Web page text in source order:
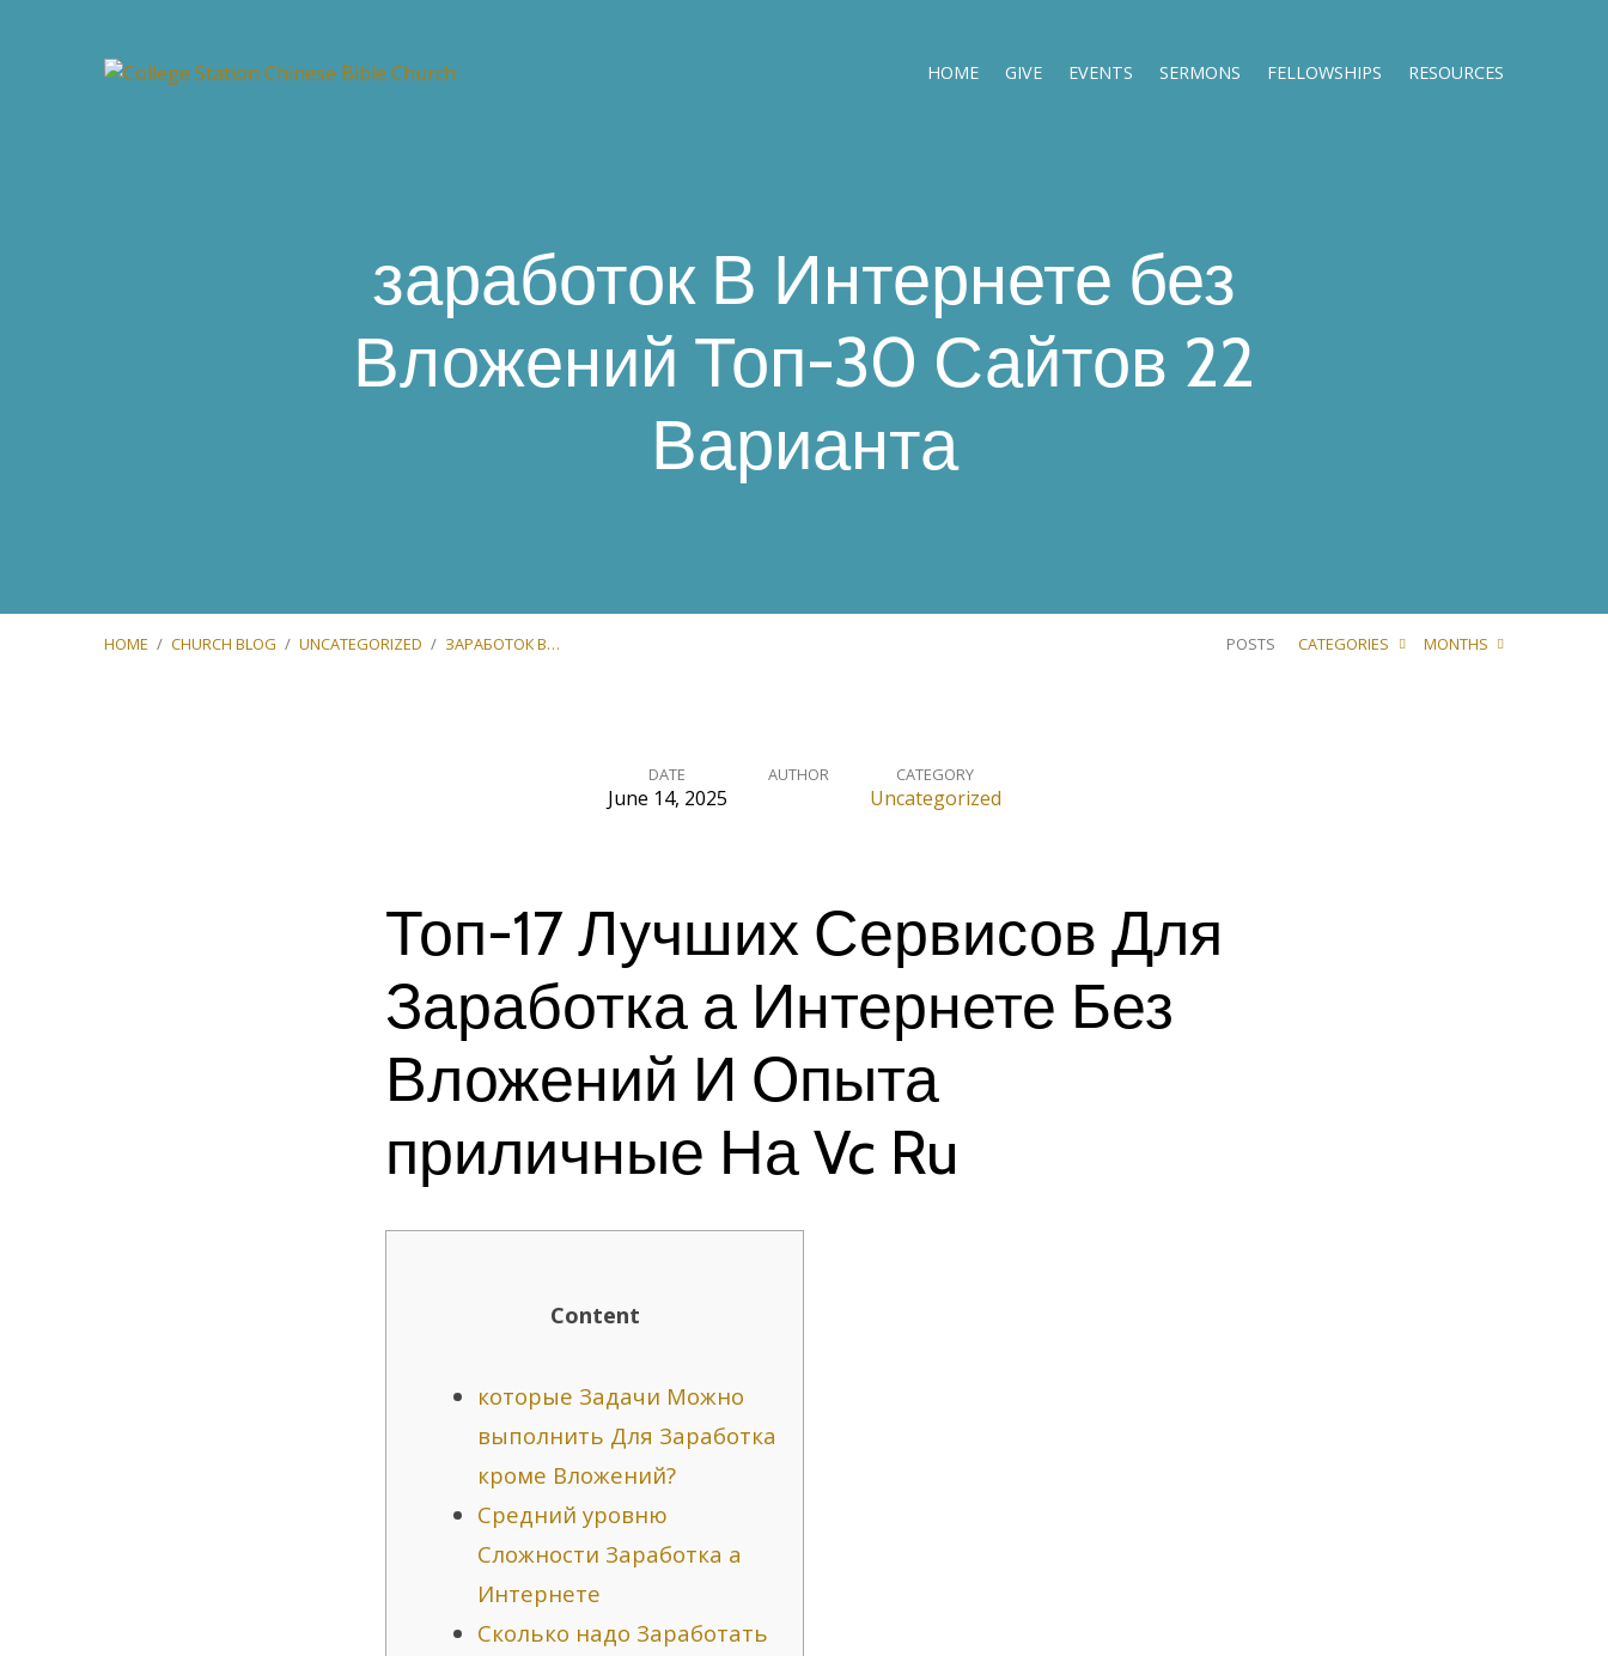
HOME GIVE EVENTS SERMONS FELLOWSHIPS RESOURCES
заработок В Интернете без
Вложений Топ-30 Сайтов 22
Варианта
HOME / CHURCH BLOG / UNCATEGORIZED / ЗАРАБОТОК В… POSTS CATEGORIES MONTHS
DATE
June 14, 2025
AUTHOR CATEGORY
Uncategorized
Топ-17 Лучших Сервисов Для
Заработка а Интернете Без
Вложений И Опыта
приличные На Vc Ru
Content
которые Задачи Можно
выполнить Для Заработка
кроме Вложений?
Средний уровню
Сложности Заработка а
Интернете
Сколько надо Заработать